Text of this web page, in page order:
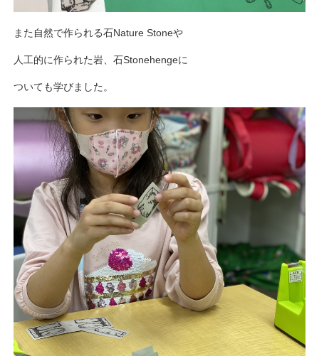
また自然で作られる石Nature Stoneや
人工的に作られた岩、石Stonehengeに
ついても学びました。